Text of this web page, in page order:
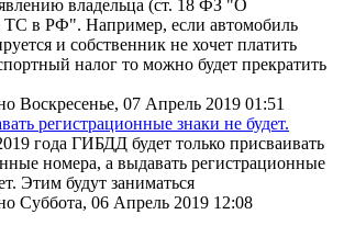
владельца (ст. 18 ФЗ "О
ТС в РФ". Например, если автомобиль
и собственник не хочет платить
налог то можно будет прекратить
Воскресенье, 07 Апрель 2019 01:51
регистрационные знаки не будет.
года ГИБДД будет только присваивать
номера, а выдавать регистрационные
Этим будут заниматься
Суббота, 06 Апрель 2019 12:08